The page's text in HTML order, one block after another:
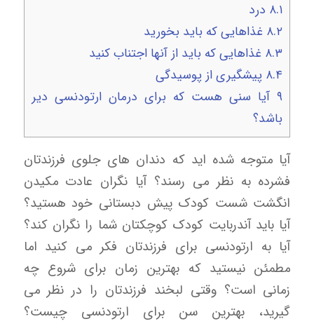
۸.۱ درد
۸.۲ غذاهایی که باید بخورید
۸.۳ غذاهایی که باید از آنها اجتناب کنید
۸.۴ پیشگیری از پوسیدگی
۹آیا سنی هست که برای درمان ارتودنسی دیر
باشد؟
آیا متوجه شده اید که دندان های جلوی فرزندتان
فشرده به نظر می رسند؟ آیا نگران عادت مکیدن
انگشت شست کودک پیش دبستانی خود هستید؟
آیا باید آندربایت کودک کوچکتان شما را نگران کند؟
آیا به ارتودنسی برای فرزندتان فکر می کنید اما
مطمئن نیستید که بهترین زمان برای شروع چه
زمانی است؟ وقتی لبخند فرزندتان را در نظر می
گیرید، بهترین سن برای ارتودنسی چیست؟